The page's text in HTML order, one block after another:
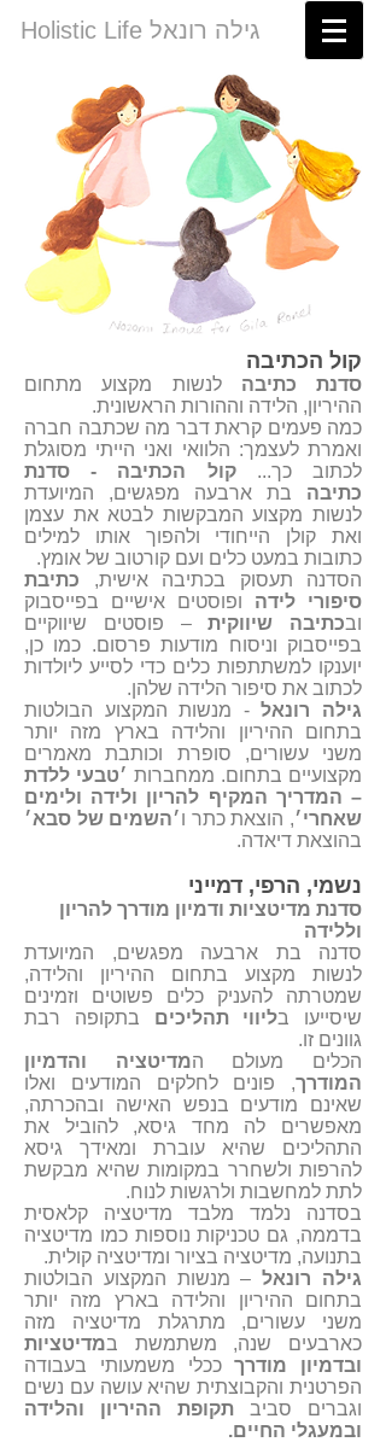
Holistic Life גילה רונאל
קול הכתיבה
סדנת כתיבה לנשות מקצוע מתחום
ההיריון, הלידה וההורות הראשונית.
כמה פעמים קראת דבר מה שכתבה חברה
ואמרת לעצמך: הלוואי ואני הייתי מסוגלת
לכתוב כך...קול הכתיבה - סדנת
כתיבה בת ארבעה מפגשים, המיועדת
לנשות מקצוע המבקשות לבטא את עצמן
ואת קולן הייחודי ולהפוך אותו למילים
כתובות במעט כלים ועם קורטוב של אומץ.
הסדנה תעסוק בכתיבה אישית, כתיבת
סיפורי לידה ופוסטים אישיים בפייסבוק
ובכתיבה שיווקית– פוסטים שיווקיים
בפייסבוק וניסוח מודעות פרסום. כמו כן,
יוענקו למשתתפות כלים כדי לסייע ליולדות
לכתוב את סיפור הלידה שלהן.
גילה רונאל- מנשות המקצוע הבולטות
בתחום ההיריון והלידה בארץ מזה יותר
משני עשורים, סופרת וכותבת מאמרים
מקצועיים בתחום. ממחברות ׳טבעי ללדת
– המדריך המקיף להריון ולידה ולימים
שאחרי׳, הוצאת כתר ו׳השמים של סבא׳
בהוצאת דיאדה.
נשמי, הרפי, דמייני
סדנת מדיטציות ודמיון מודרך להריון
וללידה
סדנה בת ארבעה מפגשים, המיועדת
לנשות מקצוע בתחום ההיריון והלידה,
שמטרתה להעניק כלים פשוטים וזמינים
שיסייעו בליווי תהליכים בתקופה רבת
גוונים זו.
הכלים מעולם המדיטציה והדמיון
המודרך, פונים לחלקים המודעים ואלו
שאינם מודעים בנפש האישה ובהכרתה,
מאפשרים לה מחד גיסא, להוביל את
התהליכים שהיא עוברת ומאידך גיסא
להרפות ולשחרר במקומות שהיא מבקשת
לתת למחשבות ולרגשות לנוח.
בסדנה נלמד מלבד מדיטציה קלאסית
בדממה, גם טכניקות נוספות כמו מדיטציה
בתנועה, מדיטציה בציור ומדיטציה קולית.
גילה רונאל– מנשות המקצוע הבולטות
בתחום ההיריון והלידה בארץ מזה יותר
משני עשורים, מתרגלת מדיטציה מזה
כארבעים שנה, משתמשת במדיטציות
ובדמיון מודרךככלי משמעותי בעבודה
הפרטנית והקבוצתית שהיא עושה עם נשים
וגברים סביב תקופת ההיריון והלידה
ובמעגלי החיים.